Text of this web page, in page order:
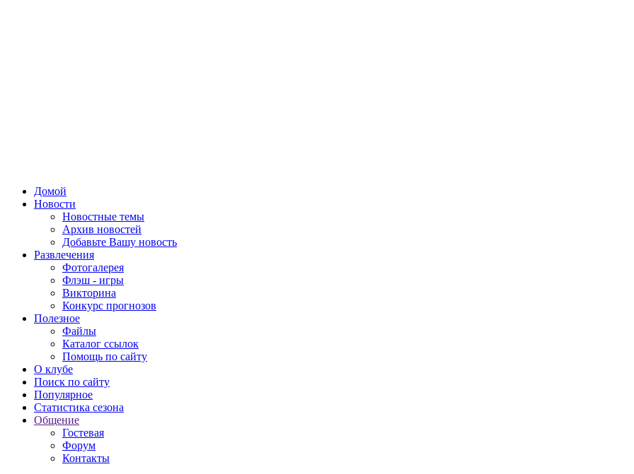
Домой
Новости
Новостные темы
Архив новостей
Добавьте Вашу новость
Развлечения
Фотогалерея
Флэш - игры
Викторина
Конкурс прогнозов
Полезное
Файлы
Каталог ссылок
Помощь по сайту
О клубе
Поиск по сайту
Популярное
Статистика сезона
Общение
Гостевая
Форум
Контакты